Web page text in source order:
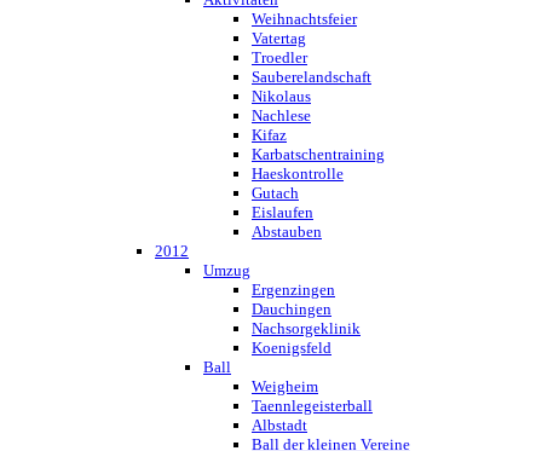
Weihnachtsfeier
Vatertag
Troedler
Sauberelandschaft
Nikolaus
Nachlese
Kifaz
Karbatschentraining
Haeskontrolle
Gutach
Eislaufen
Abstauben
2012
Umzug
Ergenzingen
Dauchingen
Nachsorgeklinik
Koenigsfeld
Ball
Weigheim
Taennlegeisterball
Albstadt
Ball der kleinen Vereine